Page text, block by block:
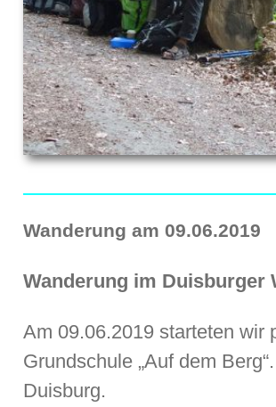
Wanderung am 09.06.2019
Wanderung im Duisburger
Am 09.06.2019 starteten wir
Grundschule „Auf dem
Duisburg.